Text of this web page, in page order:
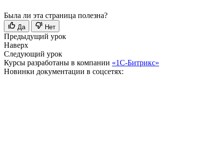
Была ли эта страница полезна?
Да Нет
Предыдущий урок
Наверх
Следующий урок
Курсы разработаны в компании «1С-Битрикс»
Новинки документации в соцсетях: